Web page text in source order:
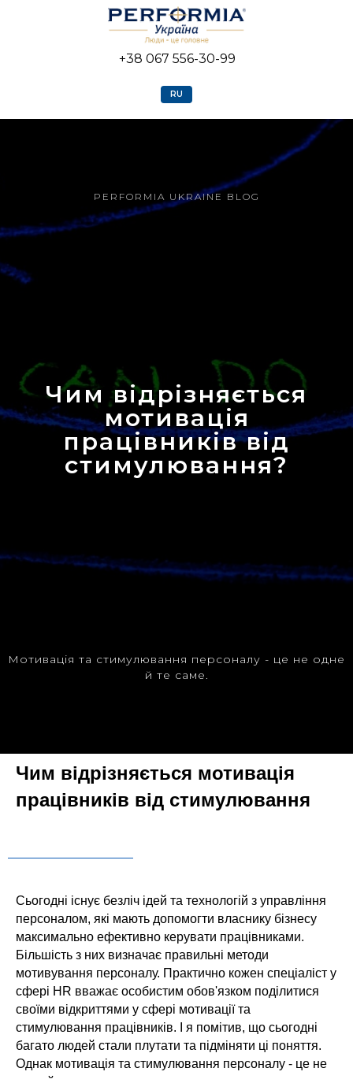
+38 067 556-30-99
RU
Чим відрізняється
мотивація
працівників від
стимулювання?
PERFORMIA UKRAINE BLOG
Мотивація та стимулювання персоналу - це не одне
й те саме.
Чим відрізняється мотивація
працівників від стимулювання
Сьогодні існує безліч ідей та технологій з управління
персоналом, які мають допомогти власнику бізнесу
максимально ефективно керувати працівниками.
Більшість з них визначає правильні методи
мотивування персоналу. Практично кожен спеціаліст у
сфері HR вважає особистим обов'язком поділитися
своїми відкриттями у сфері мотивації та
стимулювання працівників. І я помітив, що сьогодні
багато людей стали плутати та підміняти ці поняття.
Однак мотивація та стимулювання персоналу - це не